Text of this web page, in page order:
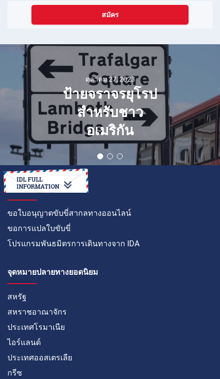
สมัคร
ตุลาคม 27, 2023
ป้ายจราจรยุโรป
สำหรับชาว
อเมริกัน
วิธีการ
ขอใบอนุญาตขับขี่สากลทางออนไลน์
ขอการแปลใบขับขี่
โปรแกรมพันธมิตรการเดินทางจาก IDA
จุดหมายปลายทางยอดนิยม
สหรัฐ
สหราชอาณาจักร
ประเทศโรมาเนีย
ไอร์แลนด์
ประเทศออสเตรเลีย
กรีซ